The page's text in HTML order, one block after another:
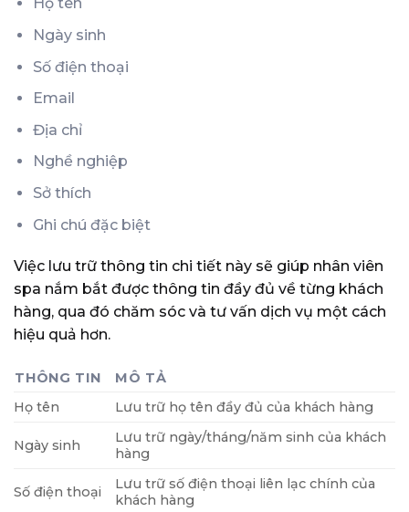
Họ tên
Ngày sinh
Số điện thoại
Email
Địa chỉ
Nghề nghiệp
Sở thích
Ghi chú đặc biệt
Việc lưu trữ thông tin chi tiết này sẽ giúp nhân viên
spa nắm bắt được thông tin đầy đủ về từng khách
hàng, qua đó chăm sóc và tư vấn dịch vụ một cách
hiệu quả hơn.
THÔNG TIN
MÔ TẢ
Họ tên
Lưu trữ họ tên đầy đủ của khách hàng
Ngày sinh
Lưu trữ ngày/tháng/năm sinh của khách
hàng
Số điện thoại
Lưu trữ số điện thoại liên lạc chính của
khách hàng